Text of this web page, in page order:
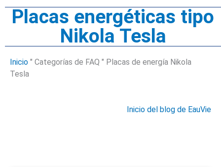
Placas energéticas tipo
Nikola Tesla
Inicio " Categorías de FAQ " Placas de energía Nikola
Tesla
Inicio del blog de EauVie